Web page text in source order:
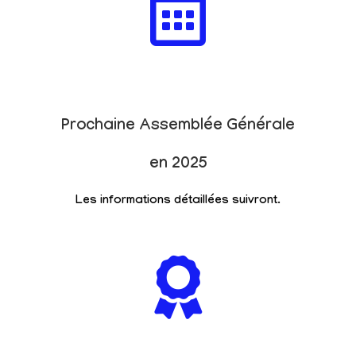
Prochaine Assemblée Générale
en 2025
Les informations détaillées suivront.